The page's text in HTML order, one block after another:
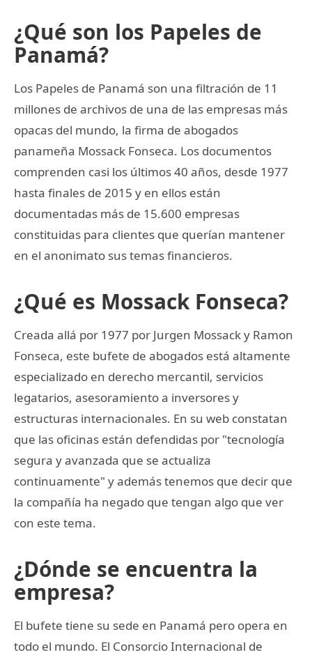
¿Qué son los Papeles de
Panamá?
Los Papeles de Panamá son una filtración de 11
millones de archivos de una de las empresas más
opacas del mundo, la firma de abogados
panameña Mossack Fonseca. Los documentos
comprenden casi los últimos 40 años, desde 1977
hasta finales de 2015 y en ellos están
documentadas más de 15.600 empresas
constituidas para clientes que querían mantener
en el anonimato sus temas financieros.
¿Qué es Mossack Fonseca?
Creada allá por 1977 por Jurgen Mossack y Ramon
Fonseca, este bufete de abogados está altamente
especializado en derecho mercantil, servicios
legatarios, asesoramiento a inversores y
estructuras internacionales. En su web constatan
que las oficinas están defendidas por "tecnología
segura y avanzada que se actualiza
continuamente" y además tenemos que decir que
la compañía ha negado que tengan algo que ver
con este tema.
¿Dónde se encuentra la
empresa?
El bufete tiene su sede en Panamá pero opera en
todo el mundo. El Consorcio Internacional de